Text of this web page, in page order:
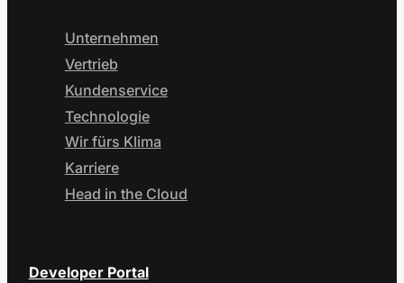
Unternehmen
Vertrieb
Kundenservice
Technologie
Wir fürs Klima
Karriere
Head in the Cloud
Developer Portal